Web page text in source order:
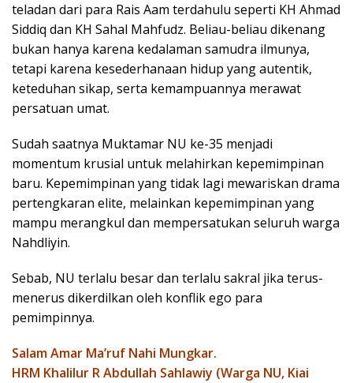
teladan dari para Rais Aam terdahulu seperti KH Ahmad
Siddiq dan KH Sahal Mahfudz. Beliau-beliau dikenang
bukan hanya karena kedalaman samudra ilmunya,
tetapi karena kesederhanaan hidup yang autentik,
keteduhan sikap, serta kemampuannya merawat
persatuan umat.
Sudah saatnya Muktamar NU ke-35 menjadi
momentum krusial untuk melahirkan kepemimpinan
baru. Kepemimpinan yang tidak lagi mewariskan drama
pertengkaran elite, melainkan kepemimpinan yang
mampu merangkul dan mempersatukan seluruh warga
Nahdliyin.
Sebab, NU terlalu besar dan terlalu sakral jika terus-
menerus dikerdilkan oleh konflik ego para
pemimpinnya.
Salam Amar Ma’ruf Nahi Mungkar.
HRM Khalilur R Abdullah Sahlawiy (Warga NU, Kiai